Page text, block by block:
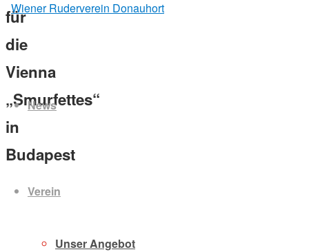
Zum
Inhalt
springenNews
Verein
Unser Angebot
für
die
Vienna
„Smurfettes“
in
Budapest
oben